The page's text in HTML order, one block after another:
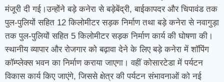
मंजूरी दी गई।उन्होंने बड़े कनेरा से बड़ेबेंद्री, बाईकापदर और चिपावंड तक
पुल-पुलियों सहित 12 किलोमीटर सड़क निर्माण तथा बड़े कनेरा से नवागुड़ा
तक पुल-पुलियों सहित 5 किलोमीटर सड़क निर्माण कार्य की घोषणा की।
स्थानीय व्यापार और रोजगार को बढ़ावा देने के लिए बड़े कनेरा में शॉपिंग
कॉम्प्लेक्स भवन का निर्माण कराया जाएगा। वहीं कोसारटेडा में पर्यटन
विकास कार्य किए जाएंगे, जिससे क्षेत्र की पर्यटन संभावनाओं को नई